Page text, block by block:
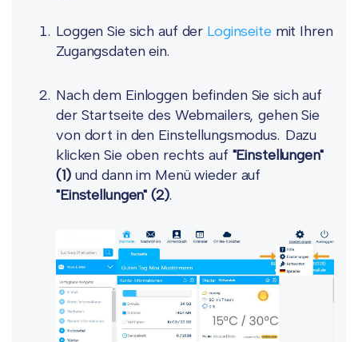
Loggen Sie sich auf der Loginseite mit Ihren
Zugangsdaten ein.
Nach dem Einloggen befinden Sie sich auf
der Startseite des Webmailers, gehen Sie
von dort in den Einstellungsmodus. Dazu
klicken Sie oben rechts auf "Einstellungen"
(1)und dann im Menü wieder auf
"Einstellungen" (2).